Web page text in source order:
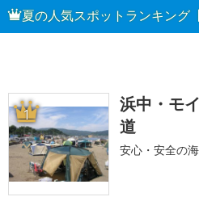
夏の人気スポットランキング
1
浜中・モ
道
安心・安全の